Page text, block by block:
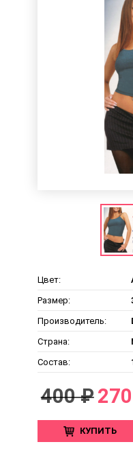
Цвет:
Размер:
Производитель:
Страна:
Состав:
400 ₽
КУПИТЬ